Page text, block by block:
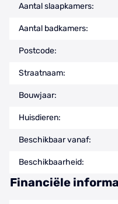
Aantal slaapkamers:
Aantal badkamers:
Postcode:
Straatnaam:
Bouwjaar:
Huisdieren:
Beschikbaar vanaf:
Beschikbaarheid:
Financiële